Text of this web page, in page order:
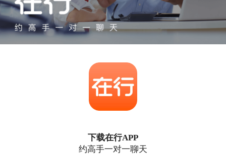
下载在行APP
约高手一对一聊天